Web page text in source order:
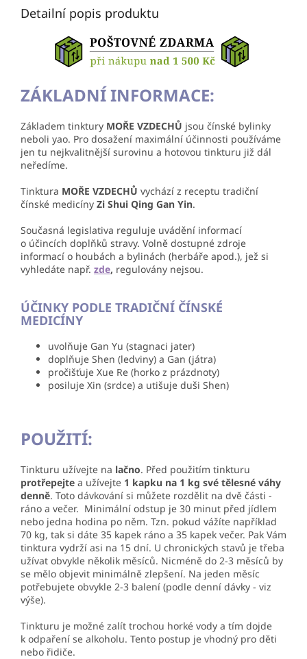
Detailní popis produktu
ZÁKLADNÍ INFORMACE:
Základem tinktury MOŘE VZDECHŮ jsou čínské bylinky
neboli yao. Pro dosažení maximální účinnosti používáme
jen tu nejkvalitnější surovinu a hotovou tinkturu již dál
neředíme.
Tinktura MOŘE VZDECHŮ vychází z receptu tradiční
čínské medicíny Zi Shui Qing Gan Yin.
Současná legislativa reguluje uvádění informací
o účincích doplňků stravy. Volně dostupné zdroje
informací o houbách a bylinách (herbáře apod.), jež si
vyhledáte např. zde, regulovány nejsou.
ÚČINKY PODLE TRADIČNÍ ČÍNSKÉ
MEDICÍNY
uvolňuje Gan Yu (stagnaci jater)
doplňuje Shen (ledviny) a Gan (játra)
pročišťuje Xue Re (horko z prázdnoty)
posiluje Xin (srdce) a utišuje duši Shen)
POUŽITÍ:
Tinkturu užívejte na lačno. Před použitím tinkturu
protřepejte a užívejte 1 kapku na 1 kg své tělesné váhy
denně. Toto dávkování si můžete rozdělit na dvě části -
ráno a večer. Minimální odstup je 30 minut před jídlem
nebo jedna hodina po něm. Tzn. pokud vážíte například
70 kg, tak si dáte 35 kapek ráno a 35 kapek večer. Pak Vám
tinktura vydrží asi na 15 dní. U chronických stavů je třeba
užívat obvykle několik měsíců. Nicméně do 2-3 měsíců by
se mělo objevit minimálně zlepšení. Na jeden měsíc
potřebujete obvykle 2-3 balení (podle denní dávky - viz
výše).
Tinkturu je možné zalít trochou horké vody a tím dojde
k odpaření se alkoholu. Tento postup je vhodný pro děti
nebo řidiče.